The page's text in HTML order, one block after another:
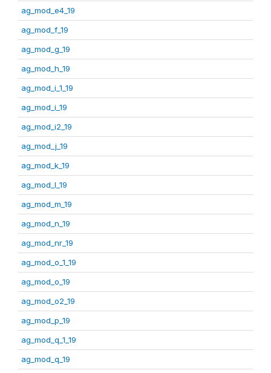
ag_mod_e4_19
ag_mod_f_19
ag_mod_g_19
ag_mod_h_19
ag_mod_i_1_19
ag_mod_i_19
ag_mod_i2_19
ag_mod_j_19
ag_mod_k_19
ag_mod_l_19
ag_mod_m_19
ag_mod_n_19
ag_mod_nr_19
ag_mod_o_1_19
ag_mod_o_19
ag_mod_o2_19
ag_mod_p_19
ag_mod_q_1_19
ag_mod_q_19